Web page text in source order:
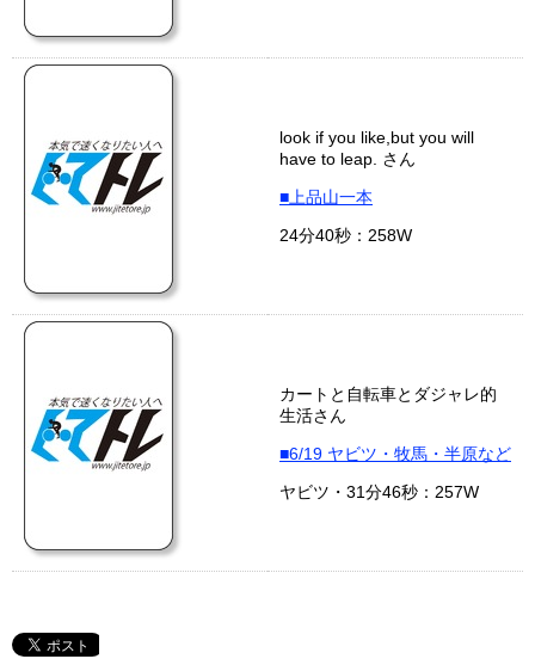
look if you like,but you will
have to leap. さん
■上品山一本
24分40秒：258W
カートと自転車とダジャレ的
生活さん
■6/19 ヤビツ・牧馬・半原など
ヤビツ・31分46秒：257W